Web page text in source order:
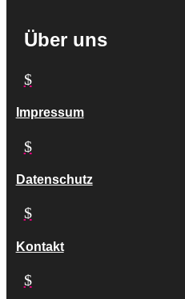
Über uns
$
Impressum
$
Datenschutz
$
Kontakt
$